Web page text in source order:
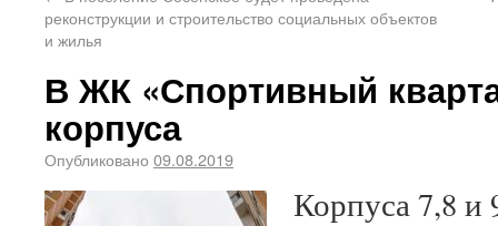
реконструкции и строительство социальных объектов
и жилья
В ЖК «Спортивный
корпуса
Опубликовано 09.08.2019
Корпуса 7,8 и